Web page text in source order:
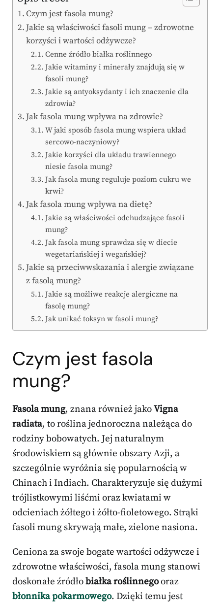
Czym jest fasola mung?
Jakie są właściwości fasoli mung – zdrowotne
korzyści i wartości odżywcze?
Cenne źródło białka roślinnego
Jakie witaminy i minerały znajdują się w
fasoli mung?
Jakie są antyoksydanty i ich znaczenie dla
zdrowia?
Jak fasola mung wpływa na zdrowie?
W jaki sposób fasola mung wspiera układ
sercowo-naczyniowy?
Jakie korzyści dla układu trawiennego
niesie fasola mung?
Jak fasola mung reguluje poziom cukru we
krwi?
Jak fasola mung wpływa na dietę?
Jakie są właściwości odchudzające fasoli
mung?
Jak fasola mung sprawdza się w diecie
wegetariańskiej i wegańskiej?
Jakie są przeciwwskazania i alergie związane
z fasolą mung?
Jakie są możliwe reakcje alergiczne na
fasolę mung?
Jak unikać toksyn w fasoli mung?
Czym jest fasola
mung?
Fasola mung, znana również jakoVigna
radiata, to roślina jednoroczna należąca do
rodziny bobowatych. Jej naturalnym
środowiskiem są głównie obszary Azji, a
szczególnie wyróżnia się popularnością w
Chinach i Indiach. Charakteryzuje się dużymi
trójlistkowymi liśćmi oraz kwiatami w
odcieniach żółtego i żółto-fioletowego. Strąki
fasoli mung skrywają małe, zielone nasiona.
Ceniona za swoje bogate wartości odżywcze i
zdrowotne właściwości, fasola mung stanowi
doskonałe źródłobiałka roślinnegooraz
błonnika pokarmowego. Dzięki temu jest